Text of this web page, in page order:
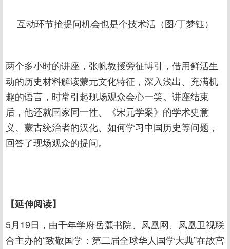
互动环节抢提问机会也是个技术活（图/丁梦钰）
两个多小时的讲座，张帆教授旁征博引，借用鲜活生
动的历史材料解读蒙元文化特征，深入浅出、充满机
趣的语言，时常引起现场观众会心一笑。讲座结束
后，他还就国家同一性、《宋元学案》的学术史意
义、蒙古统治者的汉化、如何学习中国历史等问题，
回答了现场观众的提问。
【延伸阅读】
5月19日，由千年学府岳麓书院、凤凰网、凤凰卫视联
合主办的“致敬国学：第二届全球华人国学大典”在故宫